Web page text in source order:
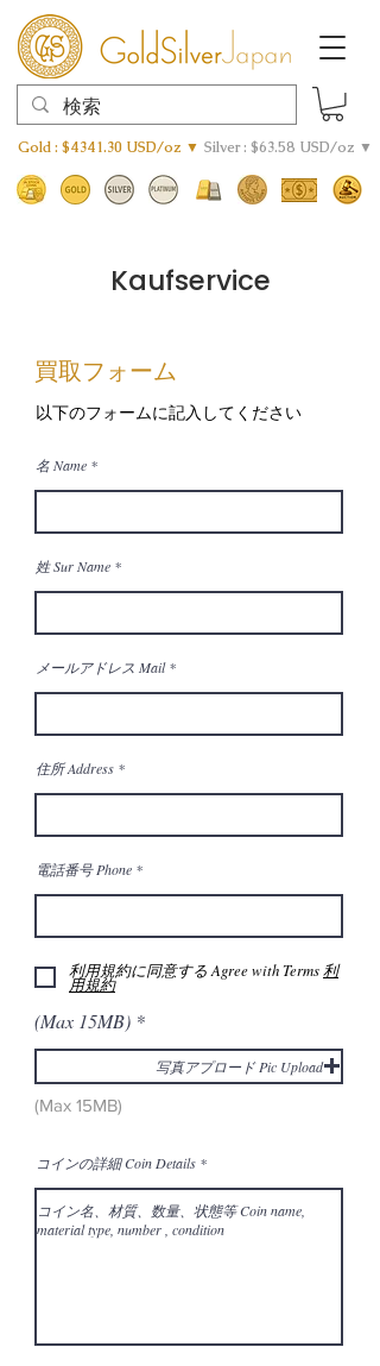
Gold : $4341.30 USD/oz ▼ Silver : $63.58 USD/oz ▼
Kaufservice
買取フォーム
以下のフォームに記入してください
名 Name
姓 Sur Name
メールアドレス Mail
住所 Address
電話番号 Phone
利用規約に同意する Agree with Terms利
用規約
(Max 15MB)
写真アプロード Pic Upload
(Max 15MB)
コインの詳細 Coin Details